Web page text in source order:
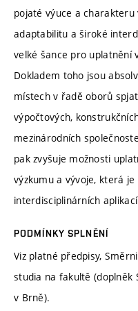
pojaté výuce a
adaptabilitu a široké
velké šance pro uplatnění
Dokladem toho jsou
místech v řadě oborů
výpočtových,
mezinárodních
pak zvyšuje možnosti
výzkumu a vývoje, která
interdisciplinárních
PODMÍNKY SPLNĚNÍ
Viz platné předpisy,
studia na fakultě (doplněk
v Brně).